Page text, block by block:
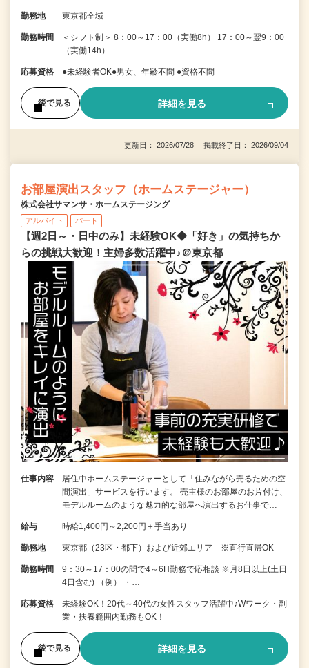
勤務地 東京都全域
勤務時間
＜シフト制＞ 8：00～17：00（実働8h） 17：00～翌9：00
（実働14h） …
応募資格 ●未経験者OK●男女、年齢不問 ●資格不問
後で見る 詳細を見る
更新日： 2026/07/28 掲載終了日： 2026/09/04
お部屋演出スタッフ（ホームステージャー）
株式会社サマンサ・ホームステージング
アルバイト パート
【週2日～・日中のみ】未経験OK◆「好き」の気持ちか
らの挑戦大歓迎！主婦多数活躍中♪＠東京都
仕事内容
居住中ホームステージャーとして「住みながら売るための空
間演出」サービスを行います。 売主様のお部屋のお片付け、
モデルルームのような魅力的な部屋へ演出するお仕事で…
給与 時給1,400円～2,200円＋手当あり
勤務地 東京都（23区・都下）および近郊エリア ※直行直帰OK
勤務時間
9：30～17：00の間で4～6H勤務で応相談 ※月8日以上(土日
4日含む) （例） ・…
応募資格
未経験OK！20代～40代の女性スタッフ活躍中♪Wワーク・副
業・扶養範囲内勤務もOK！
後で見る 詳細を見る